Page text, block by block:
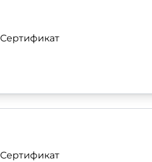
Сертификат
Сертификат